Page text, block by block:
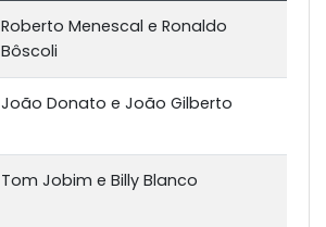
Roberto Menescal e Ronaldo
Bôscoli
João Donato e João Gilberto
Tom Jobim e Billy Blanco